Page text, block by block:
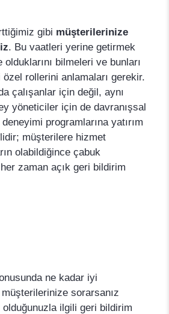
gibi müşterilerinize
. Bu vaatleri yerine getirmek
olduklarını bilmeleri ve bunları
rollerini anlamaları gerekir.
çalışanlar için değil, aynı
yöneticiler için de davranışsal
programlarına yatırım
müşterilere hizmet
olabildiğince çabuk
zaman açık geri bildirim
ne kadar iyi
sorarsanız
ilgili geri bildirim